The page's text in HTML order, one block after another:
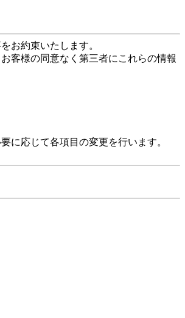
お約束いたします。
客様の同意なく第三者にこれらの情報
に応じて各項目の変更を行います。